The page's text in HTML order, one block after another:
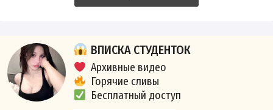
ВПИСКА СТУДЕНТОК
Архивные видео
Горячие сливы
Бесплатный доступ